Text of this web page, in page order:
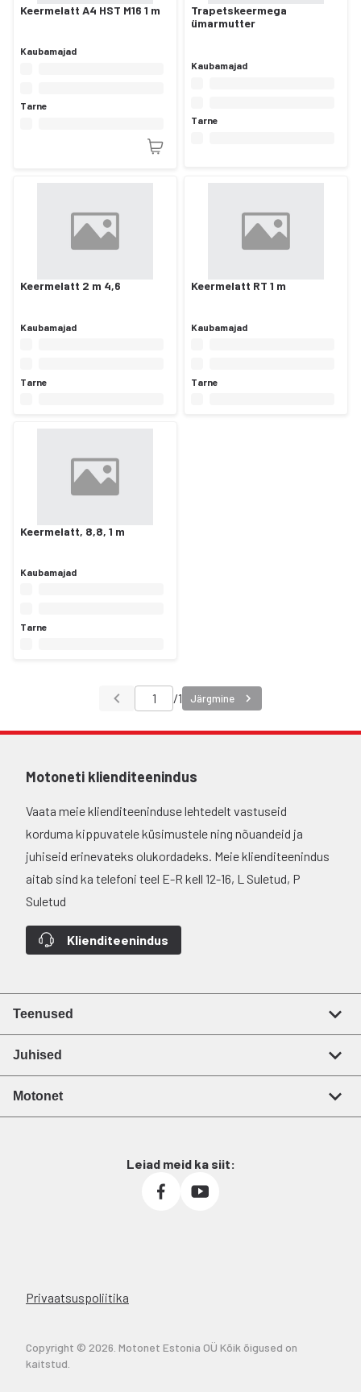
Keermelatt A4 HST M16 1 m
Kaubamajad
Tarne
Trapetskeermega
ümarmutter
Kaubamajad
Tarne
Keermelatt 2 m 4,6
Kaubamajad
Tarne
Keermelatt RT 1 m
Kaubamajad
Tarne
Keermelatt, 8,8, 1 m
Kaubamajad
Tarne
/1 Järgmine
Motoneti klienditeenindus
Vaata meie klienditeeninduse lehtedelt vastuseid
korduma kippuvatele küsimustele ning nõuandeid ja
juhiseid erinevateks olukordadeks. Meie klienditeenindus
aitab sind ka telefoni teel E-R kell 12-16, L Suletud, P
Suletud
Klienditeenindus
Teenused
Juhised
Motonet
Leiad meid ka siit:
Privaatsuspoliitika
Copyright © 2026. Motonet Estonia OÜ Kõik õigused on
kaitstud.